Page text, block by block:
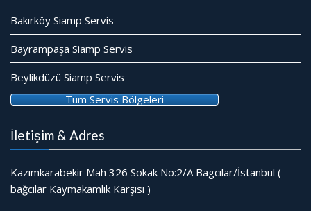
Bakırköy Siamp Servis
Bayrampaşa Siamp Servis
Beylikdüzü Siamp Servis
Tüm Servis Bölgeleri
İletişim & Adres
Kazımkarabekir Mah 326 Sokak No:2/A Bagcılar/İstanbul (
bağcılar Kaymakamlık Karşısı )